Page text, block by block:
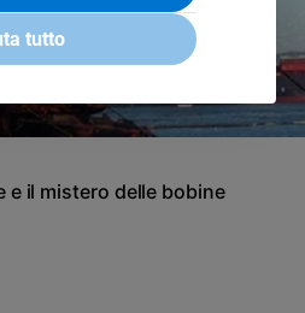
e il mistero delle bobine
tutto